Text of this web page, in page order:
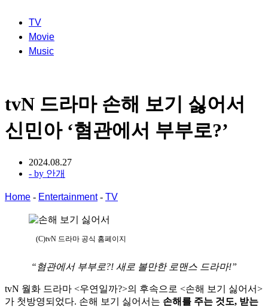
TV
Movie
Music
tvN 드라마 손해 보기 싫어서
신민아 ‘혐관에서 부부로?’
2024.08.27
- by 안개
Home - Entertainment- TV
(C)tvN 드라마 공식 홈페이지
“혐관에서 부부로?! 새로 볼만한 로맨스 드라마!”
tvN 월화 드라마 <우연일까?>의 후속으로 <손해 보기 싫어서>
가 첫방영되었다. 손해 보기 싫어서는 손해를 주는 것도, 받는